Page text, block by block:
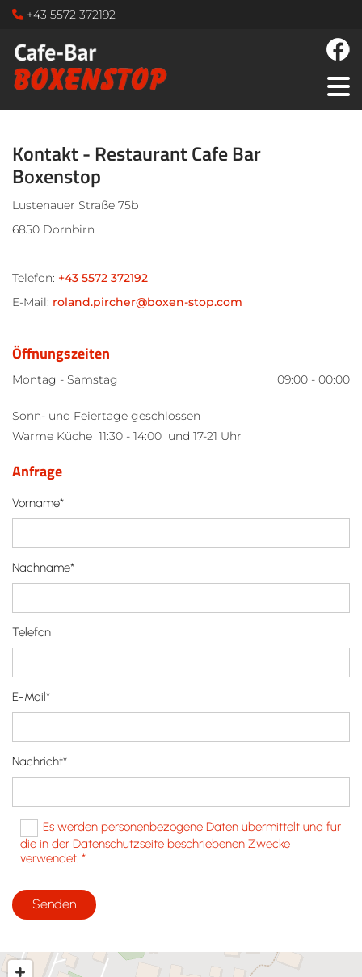
 +43 5572 372192
Kontakt - Restaurant Cafe Bar
Boxenstop
Lustenauer Straße 75b
6850 Dornbirn
Telefon: +43 5572 372192
E-Mail: roland.pircher@boxen-stop.com
Öffnungszeiten
Montag - Samstag 09:00 - 00:00
Sonn- und Feiertage geschlossen
Warme Küche 11:30 - 14:00 und 17-21 Uhr
Anfrage
Vorname*
Nachname*
Telefon
E-Mail*
Nachricht*
Es werden personenbezogene Daten übermittelt und für
die in der Datenschutzseite beschriebenen Zwecke
verwendet. *